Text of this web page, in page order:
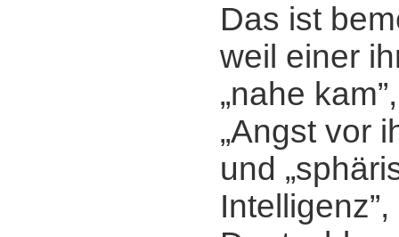
Das ist
weil einer
„nahe
„Angst vor
und